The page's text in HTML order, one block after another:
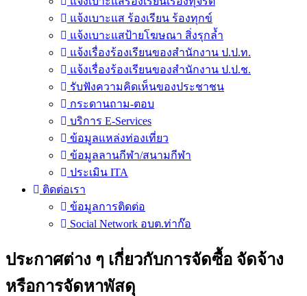
แจ้งเบาะแส ร้องเรียน ร้องทุกข์
แจ้งเบาะแสป้ายโฆษณา สิ่งรุกล้ำ
แจ้งเรื่องร้องเรียนของสำนักงาน ป.ป.ท.
แจ้งเรื่องร้องเรียนของสำนักงาน ป.ป.ช.
รับฟังความคิดเห็นของประชาชน
กระดานถาม-ตอบ
บริการ E-Services
ข้อมูลแหล่งท่องเที่ยว
ข้อมูลลานกีฬา/สนามกีฬา
ประเมิน ITA
ติดต่อเรา
ข้อมูลการติดต่อ
Social Network อบต.ท่าก๊อ
ประกาศต่าง ๆ เกี่ยวกับการจัดซื้อ จัดจ้าง
หรือการจัดหาพัสดุ